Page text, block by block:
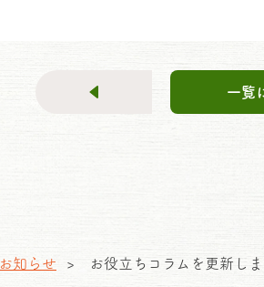
一覧
お知らせ お役立ちコラムを更新しま